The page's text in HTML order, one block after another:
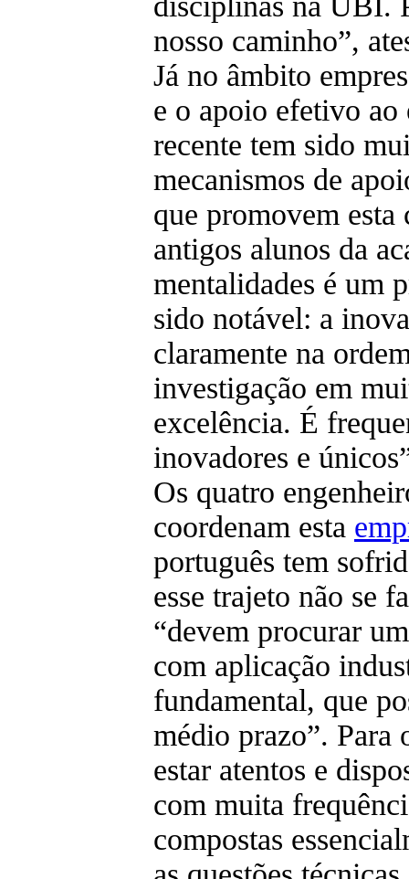
nosso caminho”,
Já no âmbito
e o apoio efetivo
recente tem sido
mecanismos de
que promovem esta
antigos alunos da
mentalidades é um
sido notável: a
claramente na
investigação em
excelência. É
inovadores e
Os quatro
coordenam esta
português tem
esse trajeto não se
“devem procurar
com aplicação
fundamental, que
médio prazo”. Para
estar atentos e
com muita
compostas